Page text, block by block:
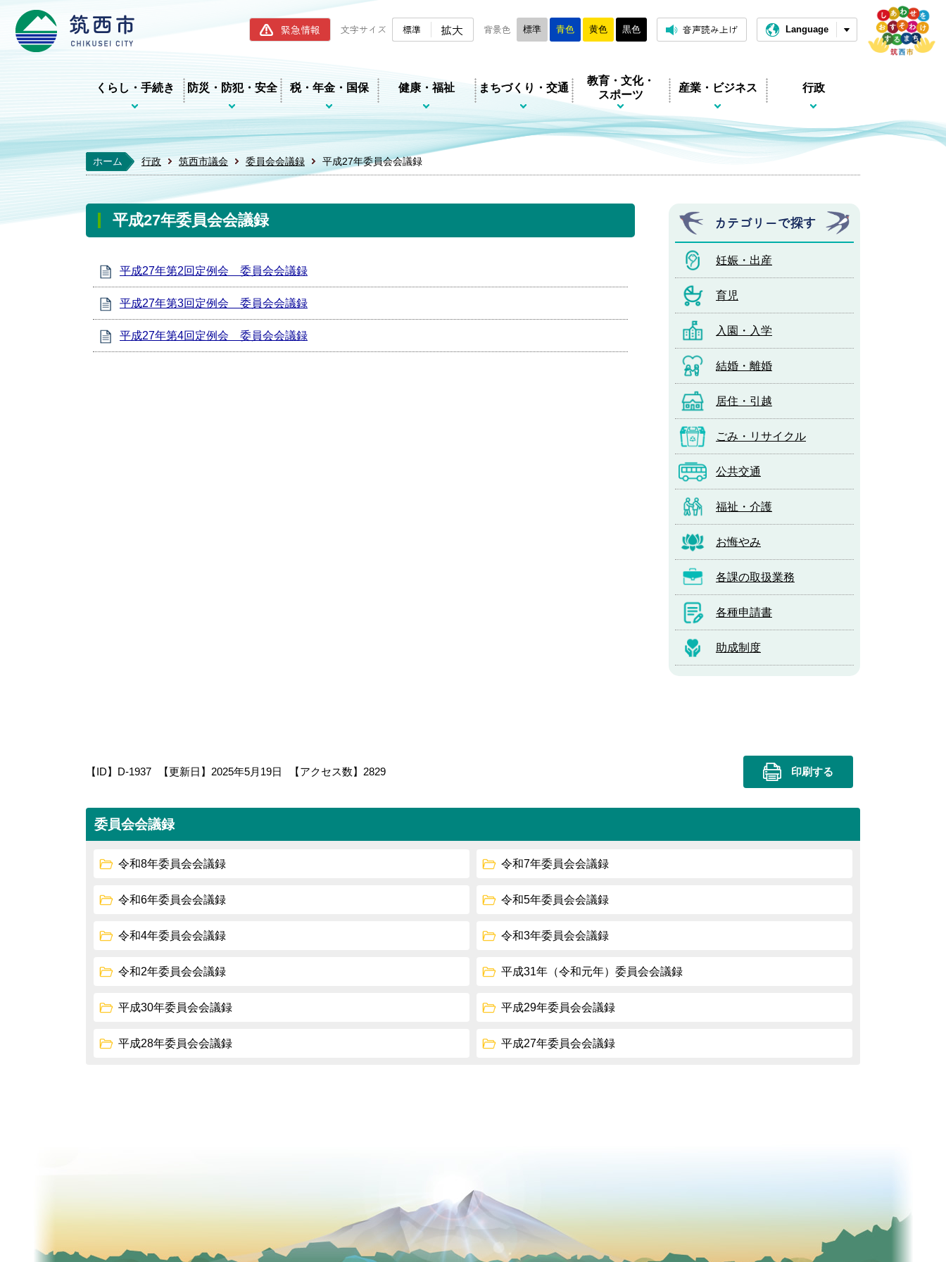
筑西市ホームページ
緊急情報 文字サイズ 標準 拡大 背景色 標準 青色 黄色 黒色 音声読み上げ Language
くらし・手続き 防災・防犯・安全 税・年金・国保 健康・福祉 まちづくり・交通
教育・文化・
スポーツ
産業・ビジネス 行政
ホーム 行政 筑西市議会 委員会会議録 平成27年委員会会議録
平成27年委員会会議録
平成27年第2回定例会 委員会会議録
平成27年第3回定例会 委員会会議録
平成27年第4回定例会 委員会会議録
【ID】 D-1937 【更新日】 2025年5月19日 【アクセス数】 2829 印刷する
カテゴリーで探す
妊娠・出産
育児
入園・入学
結婚・離婚
居住・引越
ごみ・リサイクル
公共交通
福祉・介護
お悔やみ
各課の取扱業務
各種申請書
助成制度
委員会会議録
令和8年委員会会議録 令和7年委員会会議録
令和6年委員会会議録 令和5年委員会会議録
令和4年委員会会議録 令和3年委員会会議録
令和2年委員会会議録 平成31年（令和元年）委員会会議録
平成30年委員会会議録 平成29年委員会会議録
平成28年委員会会議録 平成27年委員会会議録